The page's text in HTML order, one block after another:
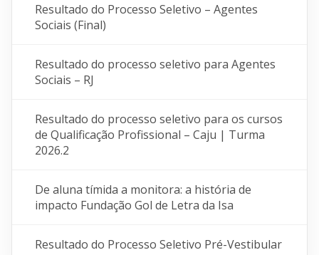
Resultado do Processo Seletivo – Agentes
Sociais (Final)
Resultado do processo seletivo para Agentes
Sociais – RJ
Resultado do processo seletivo para os cursos
de Qualificação Profissional – Caju | Turma
2026.2
De aluna tímida a monitora: a história de
impacto Fundação Gol de Letra da Isa
Resultado do Processo Seletivo Pré-Vestibular